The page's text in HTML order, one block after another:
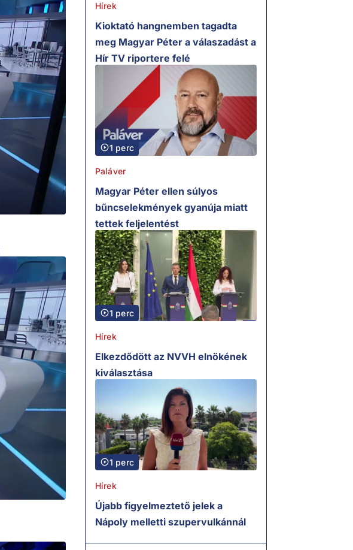
Hírek
Kioktató hangnemben tagadta
meg Magyar Péter a válaszadást a
Hír TV riportere felé
1 perc
Paláver
Magyar Péter ellen súlyos
bűncselekmények gyanúja miatt
tettek feljelentést
1 perc
Hírek
Elkezdődött az NVVH elnökének
kiválasztása
1 perc
Hírek
Újabb figyelmeztető jelek a
Nápoly melletti szupervulkánnál